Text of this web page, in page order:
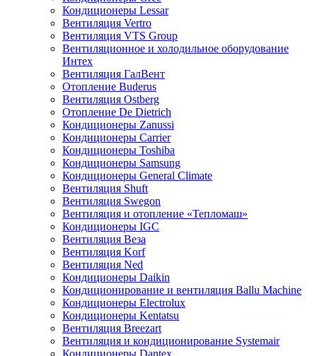
Кондиционеры Lessar
Вентиляция Vertro
Вентиляция VTS Group
Вентиляционное и холодильное оборудование
Интех
Вентиляция ГалВент
Отопление Buderus
Вентиляция Ostberg
Отопление De Dietrich
Кондиционеры Zanussi
Кондиционеры Carrier
Кондиционеры Toshiba
Кондиционеры Samsung
Кондиционеры General Climate
Вентиляция Shuft
Вентиляция Swegon
Вентиляция и отопление «Тепломаш»
Кондиционеры IGC
Вентиляция Веза
Вентиляция Korf
Вентиляция Ned
Кондиционеры Daikin
Кондиционирование и вентиляция Ballu Machine
Кондиционеры Electrolux
Кондиционеры Kentatsu
Вентиляция Breezart
Вентиляция и кондиционирование Systemair
Кондиционеры Dantex